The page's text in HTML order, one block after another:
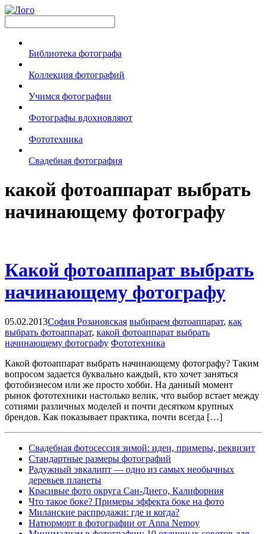
Библиотека фотографа
Коллекция фотографий
Учимся фотографии
Фотографы вдохновляют
Фототехника
Свадебная фотография
какой фотоаппарат выбрать
начинающему фотографу
Какой фотоаппарат выбрать
начинающему фотографу
05.02.2013София Розановская выбираем фотоаппарат, как
выбрать фотоаппарат, какой фотоаппарат выбрать
начинающему фотографу Фототехника
Какой фотоаппарат выбрать начинающему фотографу? Таким
вопросом задается буквально каждый, кто хочет заняться
фотобизнесом или же просто хобби. На данный момент
рынок фототехники настолько велик, что выбор встает между
сотнями различных моделей и почти десятком крупных
брендов. Как показывает практика, почти всегда […]
Свадебная фотосессия зимой: идеи, примеры, реквизит
Cтандартные размеры фотографий
Радужный эвкалипт — одно из самых необычных
деревьев планеты
Красивые фото округа Сан-Диего, Калифорния
Что такое боке? Примеры эффекта боке на фото
Миланские распродажи: где и когда?
Натюрморт в фотографии от Anna Nemoy